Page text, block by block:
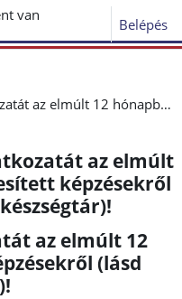
van
Belépés
Ide töltse fel nyilatkozatát az elmúlt 12 hónapban teljesített képzésekről (lásd VTMSZ CMC készségtár)!
az elmúlt
képzésekről
az elmúlt 12
(lásd